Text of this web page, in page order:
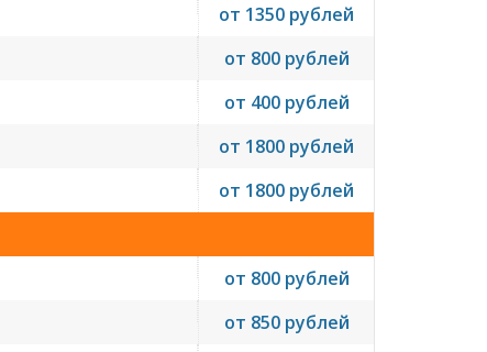
от 1350 рублей
от 800 рублей
от 400 рублей
от 1800 рублей
от 1800 рублей
от 800 рублей
от 850 рублей